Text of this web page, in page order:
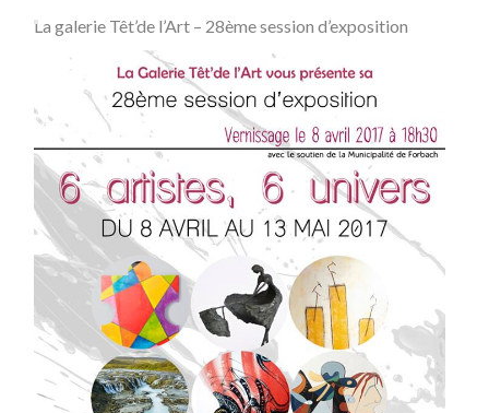
La galerie Têt’de l’Art – 28ème session d’exposition